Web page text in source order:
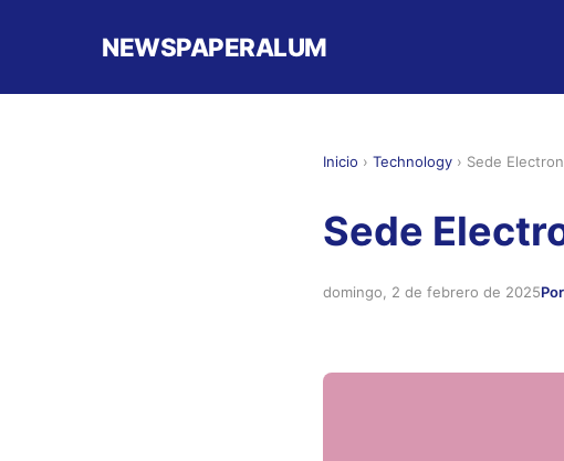
NEWSPAPERALUM
Inicio › Technology › Sede
Sede
domingo, 2 de febrero de 2025